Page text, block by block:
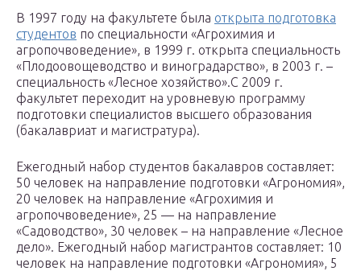
В 1997 году на факультете была открыта подготовка
студентов по специальности «Агрохимия и
агропочвоведение», в 1999 г. открыта специальность
«Плодоовощеводство и виноградарство», в 2003 г. –
специальность «Лесное хозяйство».С 2009 г.
факультет переходит на уровневую программу
подготовки специалистов высшего образования
(бакалавриат и магистратура).
Ежегодный набор студентов бакалавров составляет:
50 человек на направление подготовки «Агрономия»,
20 человек на направление «Агрохимия и
агропочвоведение», 25 — на направление
«Садоводство», 30 человек – на направление «Лесное
дело». Ежегодный набор магистрантов составляет: 10
человек на направление подготовки «Агрономия», 5